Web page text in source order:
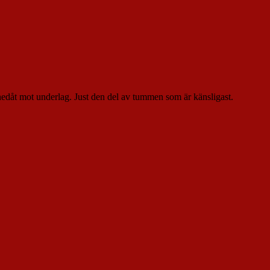
mot underlag. Just den del av tummen som är känsligast.